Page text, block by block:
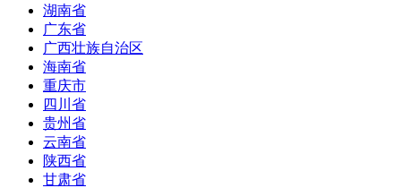
湖南省
广东省
广西壮族自治区
海南省
重庆市
四川省
贵州省
云南省
陕西省
甘肃省